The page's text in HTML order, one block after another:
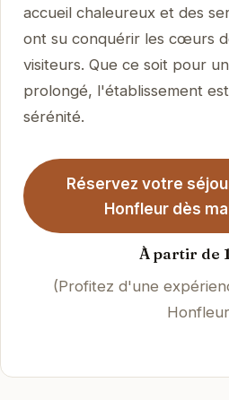
accueil chaleureux et des
ont su conquérir les cœurs
visiteurs. Que ce soit pour
prolongé, l'établissement
sérénité.
Réservez votre
Honfleur dès
À partir de
(Profitez d'une